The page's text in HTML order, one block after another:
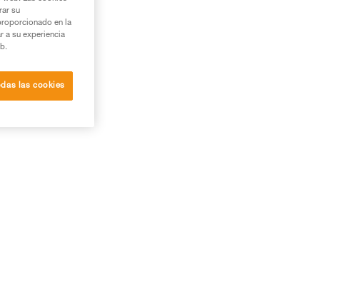
su
en la
a su experiencia
las cookies